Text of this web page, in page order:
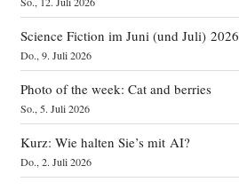
Science Fiction im Juni (und Juli) 2026
Do., 9. Juli 2026
Photo of the week: Cat and berries
So., 5. Juli 2026
Kurz: Wie halten Sie’s mit AI?
Do., 2. Juli 2026